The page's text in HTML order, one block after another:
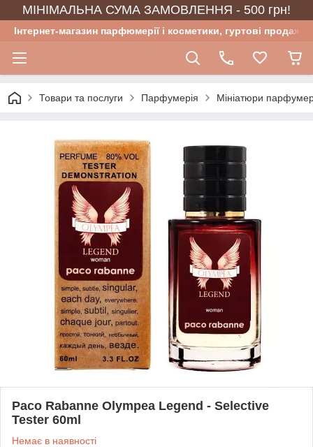
МІНІМАЛЬНА СУМА ЗАМОВЛЕННЯ - 500 грн!
Інтернет-магазин парфюмерії і косметики, гуртові продажі
Товари та послуги Парфумерія Мініатюри
Paco Rabanne Olympea Legend - Selective
Tester 60ml
Немає в наявності